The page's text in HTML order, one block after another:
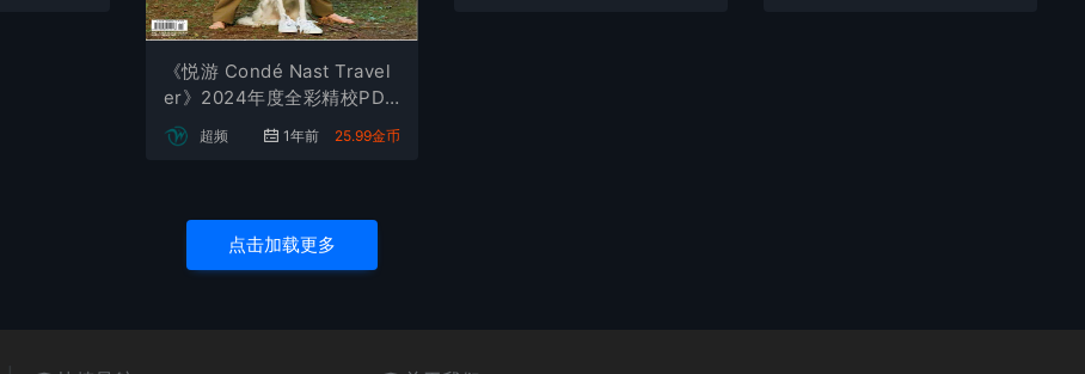
《悦游 Condé Nast Travel
er》2024年度全彩精校PDF
杂志合集订阅下载
超频 1年前 25.99金币
点击加载更多